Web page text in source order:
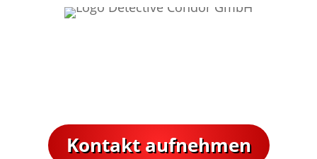
Kontakt aufnehmen